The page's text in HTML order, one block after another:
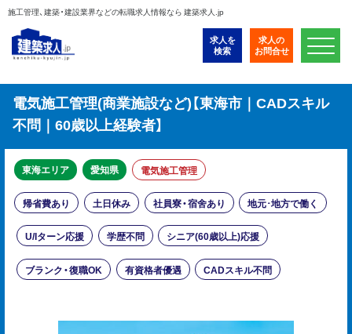
施工管理、建築・建設業界などの転職求人情報なら 建築求人.jp
求人を
検索
求人の
お問合せ
電気施工管理(商業施設など)【東海市｜CADスキル
不問｜60歳以上経験者】
東海エリア 愛知県 電気施工管理
帰省費あり 土日休み 社員寮・宿舍あり 地元･地方で働く
U/Iターン応援 学歴不問 シニア(60歳以上)応援
ブランク・復職OK 有資格者優遇 CADスキル不問